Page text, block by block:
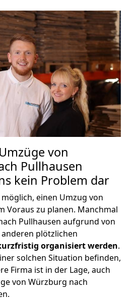
von
Pullhausen
kein Problem dar
einen Umzug von
Voraus zu planen. Manchmal
Pullhausen aufgrund von
plötzlichen
organisiert werden.
solchen Situation befinden,
Firma ist in der Lage, auch
von Würzburg nach